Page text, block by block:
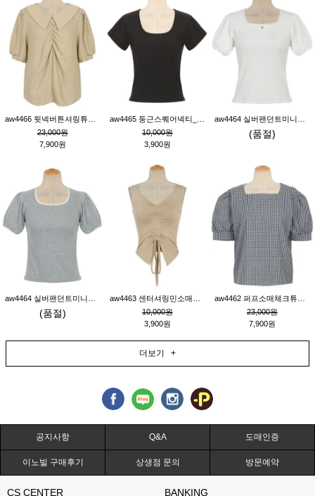
23,000원
7,900원
10,000원
3,900원
(품절)
(품절)
10,000원
3,900원
23,000원
7,900원
더보기 +
공지사항 Q&A 도매인증
이노빌 구매후기 상생점 문의 방문예약
CS CENTER BANKING